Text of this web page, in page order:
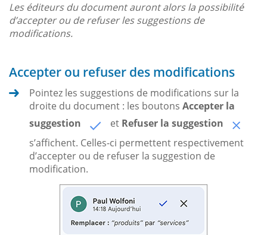
Les éditeurs du document auront alors la possibilité
d’accepter ou de refuser les suggestions de
modifications.
Accepter ou refuser des modifications
Pointez les suggestions de modifications sur la
droite du document : les boutons Accepter la
suggestion
et Refuser la suggestion
s’affichent. Celles-ci permettent respectivement
d’accepter ou de refuser la suggestion de
modification.